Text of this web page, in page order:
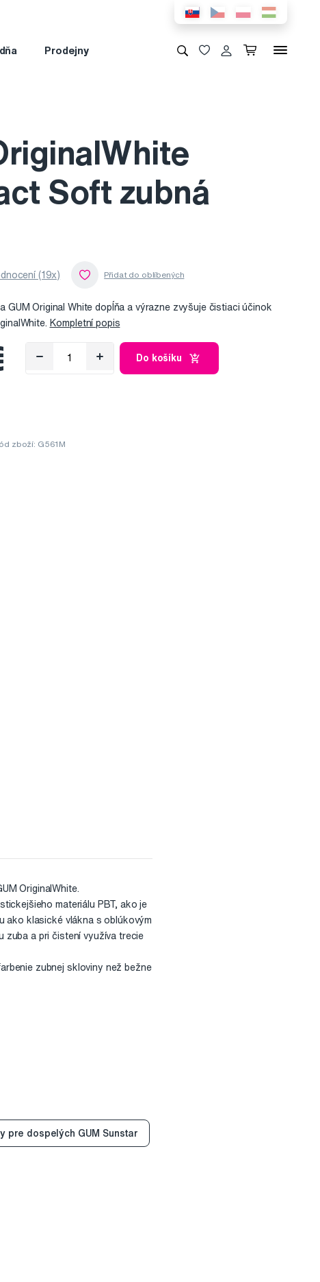
Prodejny
Soft zubná
(19x)
GUM Original White dopĺňa a výrazne zvyšuje čistiaci účinok
Kompletní popis
Do košíku
zboží: G561M
OriginalWhite.
materiálu PBT, ako je
ako klasické vlákna s oblúkovým
zuba a pri čistení využíva trecie
zubnej skloviny než bežne
pre dospelých GUM Sunstar